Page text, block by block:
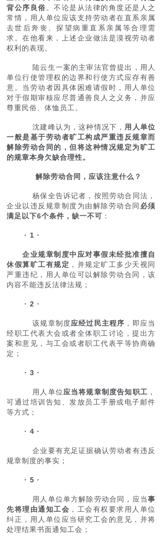
背公序良俗 。不论是从法律的角度还是人之
常情，用人单位应该支持劳动者在直系亲属
去世后奔丧、探望病重直系亲属等合理需
求。在他看来，上述企业做法是漠视劳动者
权利的表现。
陆云生一案的主审法官曾提出，用人
单位行使管理权的边界和行使方式应存有善
意。当劳动者因具体困难请假时，用人单位
对于假期审核应尽普通善良人之义务，并应
尊重民俗、体恤员工。
沈建峰认为，这种情况下， 用人单位
一般是基于劳动者旷工构成严重违反规章而
解除劳动合同的，但将这种情况规定为旷工
的规章本身欠缺合理性。
解除劳动合同，应该注意什么？
杨保全告诉记者，按照劳动合同法，
企业以违反规章制度为由解除劳动合同 必须
满足以下6个条件，缺一不可 ：
· 1 ·
企业规章制度中应对事假未经批准擅自
休假算旷工有规定 ，并规定旷工多少天视同
严重违纪，用人单位可以解除劳动合同，该
内容不能违反法律法规；
· 2 ·
该规章制度应经过民主程序 ，即应当
经职工代表大会或者全体职工讨论，提出方
案和意见，与工会或者职工代表平等协商确
定；
· 3 ·
用人单位应当将规章制度告知职工 ，
可通过培训告知、发放员工手册或电子邮件
等方式；
· 4 ·
企业要有充足证据确认劳动者有违反
规章制度的事实；
· 5 ·
用人单位单方解除劳动合同，应当事
先将理由通知工会 ，工会有权要求用人单位
纠正，用人单位应当研究工会的意见，并将
处理结果书面通知工会；